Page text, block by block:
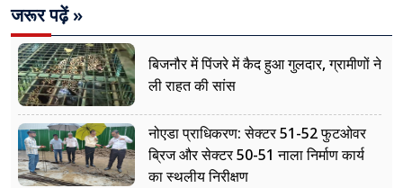
जरूर पढ़ें »
बिजनौर में पिंजरे में कैद हुआ गुलदार, ग्रामीणों ने
ली राहत की सांस
नोएडा प्राधिकरण: सेक्टर 51-52 फुटओवर
ब्रिज और सेक्टर 50-51 नाला निर्माण कार्य
का स्थलीय निरीक्षण